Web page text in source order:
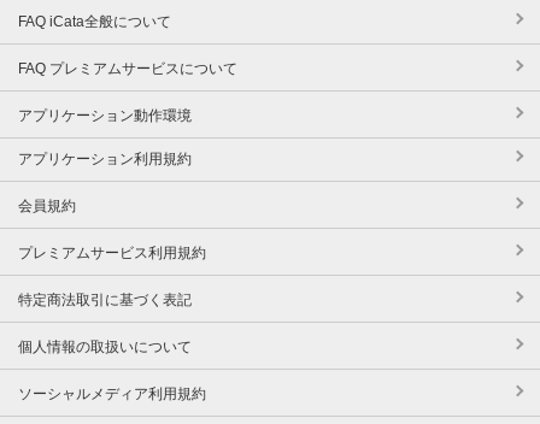
FAQ iCata全般について
FAQ プレミアムサービスについて
アプリケーション動作環境
アプリケーション利用規約
会員規約
プレミアムサービス利用規約
特定商法取引に基づく表記
個人情報の取扱いについて
ソーシャルメディア利用規約